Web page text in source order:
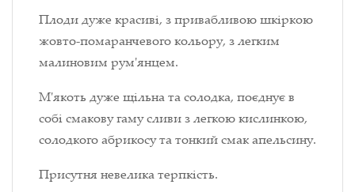
Плоди дуже красиві, з привабливою шкіркою
жовто-помаранчевого кольору, з легким
малиновим рум'янцем.
М'якоть дуже щільна та солодка, поєднує в
собі смакову гаму сливи з легкою кислинкою,
солодкого абрикосу та тонкий смак апельсину.
Присутня невелика терпкість.